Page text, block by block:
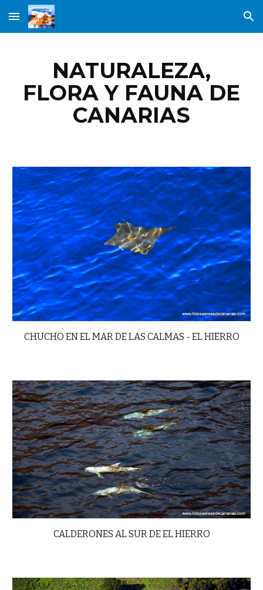
Skip to main content Skip to navigation
NATURALEZA,
FLORA Y FAUNA DE
CANARIAS
CHUCHO EN EL MAR DE LAS CALMAS - EL HIERRO
CALDERONES AL SUR DE EL HIERRO